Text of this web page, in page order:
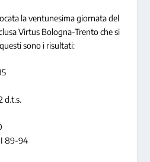
la ventunesima giornata del
Virtus Bologna-Trento che si
sono i risultati:
d.t.s.
89-94